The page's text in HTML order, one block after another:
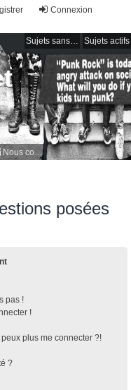
Connexion
Sujets sans réponse Sujets actifs
Nous contacter
posées
pas !
!
plus me connecter ?!
?